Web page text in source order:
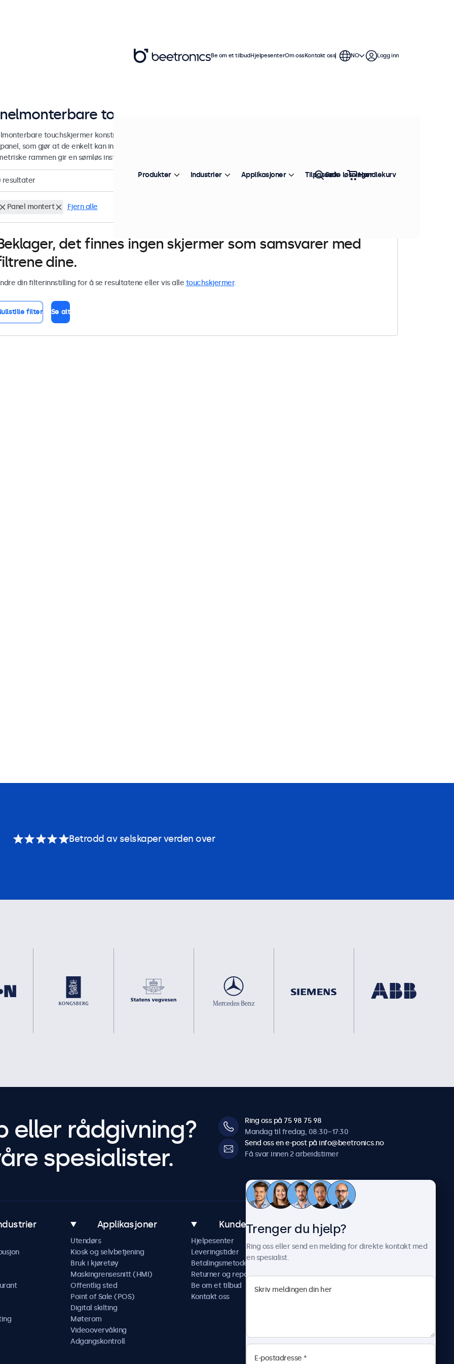
touchskjermer
touchskjermer konstruert med et robust metallhus og et vanntett og støvbestandig
som gjør at de enkelt kan integreres sømløst i alle applikasjoner og miljøer. Den tynne og
rammen gir en sømløs installasjon og egner seg for både horisontal og vertikal montering.
resultater Sorter etter: Bestselger
Panel montert Fjern alle
det finnes ingen skjermer som samsvarer med
dine.
din filterinnstilling for å se resultatene eller vis alle touchskjermer.
filter Se alt
Be om et tilbudHjelpesenterOm ossKontakt oss NO Logg inn
Produkter Industrier Applikasjoner Tilpassede løsninger
Søk Handlekurv
Betrodd av selskaper verden over
eller rådgivning?
spesialister.
Ring oss på 75 98 75 98
Mandag til fredag, 08:30–17:30
Send oss en e-post på info@beetronics.no
Få svar innen 2 arbeidstimer
Applikasjoner
Utendørs
Kiosk og selvbetjening
Bruk i kjøretøy
Maskingrensesnitt (HMI)
Offentlig sted
Point of Sale (POS)
Digital skilting
Møterom
Videoovervåking
Adgangskontroll
Kundeservice
Hjelpesenter
Leveringstider
Betalingsmetoder
Returner og reparer
Be om et tilbud
Kontakt oss
Om Beetronics
Nyheter & oppdateringer
Jobb med oss
Betingelser og vilkår
Trenger du hjelp?
Ring oss eller send en melding for direkte kontakt med
en spesialist.